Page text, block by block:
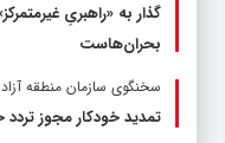
گذار به «راهبریِ
بحران‌هاست
سخنگوی سازمان منطقه آزاد
تمدید خودکار مجوز تردد